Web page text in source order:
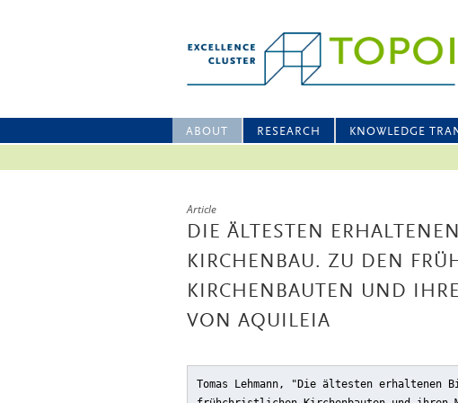
ABOUT RESEARCH KNOWLEDGE
Article
DIE ÄLTESTEN
KIRCHENBAU. ZU DEN
KIRCHENBAUTEN UND
VON AQUILEIA
Tomas Lehmann, "Die ältesten erhaltenen